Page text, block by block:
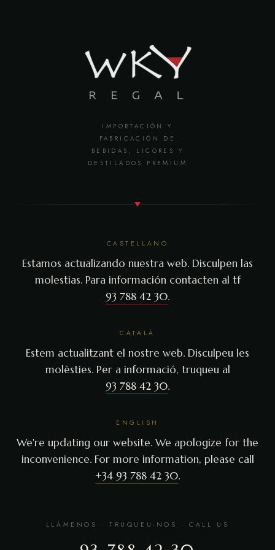
IMPORTACIÓN Y
FABRICACIÓN DE
BEBIDAS, LICORES Y
DESTILADOS PREMIUM
CASTELLANO
Estamos actualizando nuestra web. Disculpen las
molestias. Para información contacten al tf
93 788 42 30.
CATALÀ
Estem actualitzant el nostre web. Disculpeu les
molèsties. Per a informació, truqueu al
93 788 42 30.
ENGLISH
We're updating our website. We apologize for the
inconvenience. For more information, please call
+34 93 788 42 30.
LLÁMENOS · TRUQUEU-NOS · CALL US